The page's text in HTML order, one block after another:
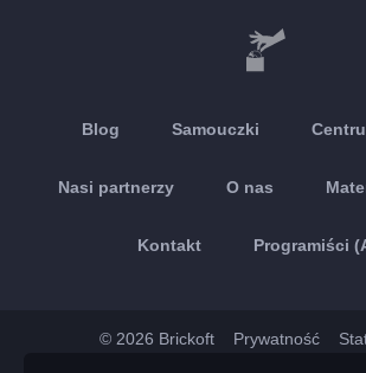
Blog Samouczki
Nasi partnerzy O nas
Kontakt Programiści
© 2026 Brickoft Prywatność